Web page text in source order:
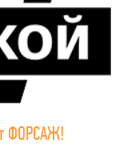
ФОРСАЖ!